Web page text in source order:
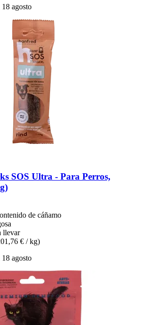
18 agosto
SOS Ultra -​ Para Perros,
de cáñamo
llevar
€ / kg)
18 agosto